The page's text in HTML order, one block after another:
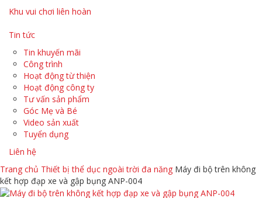
Khu vui chơi liên hoàn
Tin tức
Tin khuyến mãi
Công trình
Hoạt động từ thiện
Hoạt động công ty
Tư vấn sản phẩm
Góc Mẹ và Bé
Video sản xuất
Tuyển dụng
Liên hệ
Trang chủ Thiết bị thể dục ngoài trời đa năng Máy đi bộ trên không
kết hợp đạp xe và gập bụng ANP-004